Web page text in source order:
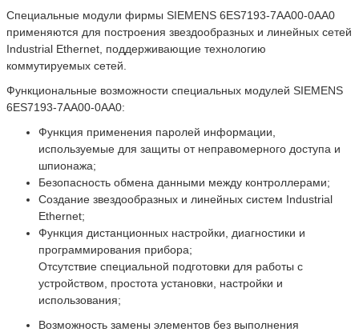
Специальные модули фирмы SIEMENS 6ES7193-7AA00-0AA0
применяются для построения звездообразных и линейных сетей
Industrial Ethernet, поддерживающие технологию
коммутируемых сетей.
Функциональные возможности специальных модулей SIEMENS
6ES7193-7AA00-0AA0:
Функция применения паролей информации,
используемые для защиты от неправомерного доступа и
шпионажа;
Безопасность обмена данными между контроллерами;
Создание звездообразных и линейных систем Industrial
Ethernet;
Функция дистанционных настройки, диагностики и
программирования прибора;
Отсутствие специальной подготовки для работы с
устройством, простота установки, настройки и
использования;
Возможность замены элементов без выполнения